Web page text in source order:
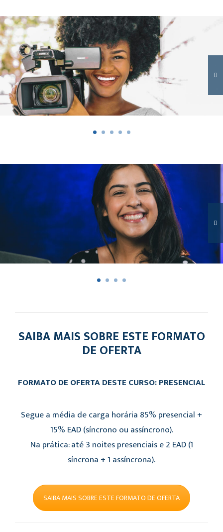
SAIBA MAIS SOBRE ESTE FORMATO
DE OFERTA
FORMATO DE OFERTA DESTE CURSO: PRESENCIAL
Segue a média de carga horária 85% presencial +
15% EAD (síncrono ou assíncrono).
Na prática: até 3 noites presenciais e 2 EAD (1
síncrona + 1 assíncrona).
SAIBA MAIS SOBRE ESTE FORMATO DE OFERTA